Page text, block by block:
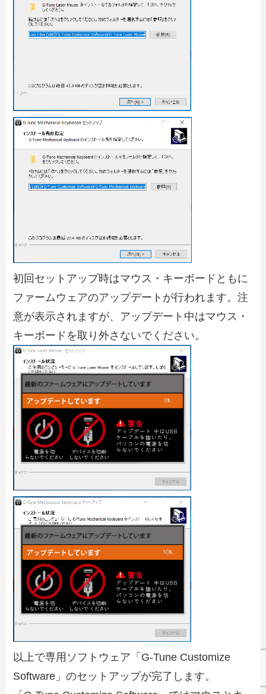
初回セットアップ時はマウス・キーボードともに
ファームウェアのアップデートが行われます。注
意が表示されますが、アップデート中はマウス・
キーボードを取り外さないでください。
以上で専用ソフトウェア「G-Tune Customize
Software」のセットアップが完了します。